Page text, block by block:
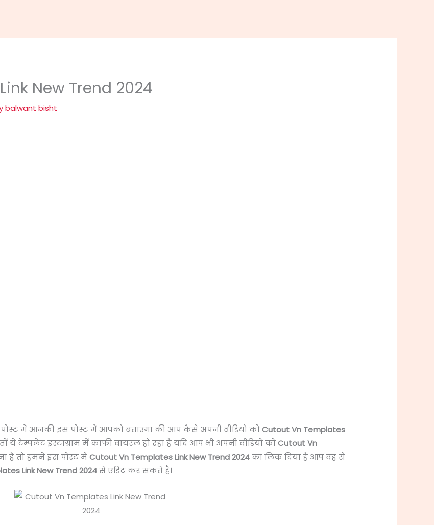
New Trend 2024
balwant bisht
में आजकी इस पोस्ट में आपको बताउगा की आप कैसे अपनी वीडियो कोCutout Vn Templates
ये टेम्पलेट इंस्टाग्राम में काफी वायरल हो रहा है यदि आप भी अपनी वीडियो कोCutout Vn
है तो हमने इस पोस्ट मेंCutout Vn Templates Link New Trend 2024का लिंक दिया है आप वह से
Link New Trend 2024से एडिट कर सकते है।